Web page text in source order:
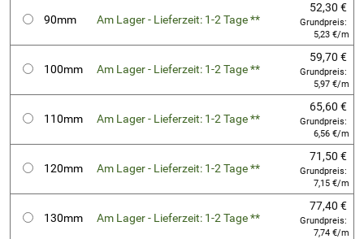
90mm Am Lager - Lieferzeit: 1-2 Tage **
52,30 €
Grundpreis:
5,23 €/m
100mm Am Lager - Lieferzeit: 1-2 Tage **
59,70 €
Grundpreis:
5,97 €/m
110mm Am Lager - Lieferzeit: 1-2 Tage **
65,60 €
Grundpreis:
6,56 €/m
120mm Am Lager - Lieferzeit: 1-2 Tage **
71,50 €
Grundpreis:
7,15 €/m
130mm Am Lager - Lieferzeit: 1-2 Tage **
77,40 €
Grundpreis:
7,74 €/m